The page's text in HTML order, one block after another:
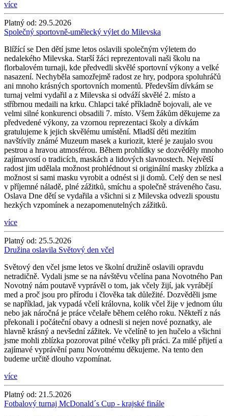
více
Platný od: 29.5.2026
Společný sportovně-umělecký výlet do Milevska
Blížící se Den dětí jsme letos oslavili společným výletem do
nedalekého Milevska. Starší žáci reprezentovali naši školu na
florbalovém turnaji, kde předvedli skvělé sportovní výkony a velké
nasazení. Nechyběla samozřejmě radost ze hry, podpora spoluhráčů
ani mnoho krásných sportovních momentů. Především dívkám se
turnaj velmi vydařil a z Milevska si odváží skvělé 2. místo a
stříbrnou medaili na krku. Chlapci také příkladně bojovali, ale ve
velmi silné konkurenci obsadili 7. místo. Všem žákům děkujeme za
předvedené výkony, za vzornou reprezentaci školy a dívkám
gratulujeme k jejich skvělému umístění. Mladší děti mezitím
navštívily známé Muzeum masek a kuriozit, které je zaujalo svou
pestrou a hravou atmosférou. Během prohlídky se dozvěděly mnoho
zajímavostí o tradicích, maskách a lidových slavnostech. Největší
radost jim udělala možnost prohlédnout si originální masky zblízka a
možnost si sami masku vyrobit a odnést si ji domů. Celý den se nesl
v příjemné náladě, plné zážitků, smíchu a společně stráveného času.
Oslava Dne dětí se vydařila a všichni si z Milevska odvezli spoustu
hezkých vzpomínek a nezapomenutelných zážitků.
více
Platný od: 25.5.2026
Družina oslavila Světový den včel
Světový den včel jsme letos ve školní družině oslavili opravdu
netradičně. Vydali jsme se na návštěvu včelína pana Novotného Pan
Novotný nám poutavě vyprávěl o tom, jak včely žijí, jak vyrábějí
med a proč jsou pro přírodu i člověka tak důležité. Dozvěděli jsme
se například, jak vypadá včelí královna, kolik včel žije v jednom úlu
nebo jak náročná je práce včelaře během celého roku. Někteří z nás
překonali i počáteční obavy a odnesli si nejen nové poznatky, ale
hlavně krásný a nevšední zážitek. Ve včelíně to jen hučelo a všichni
jsme mohli zblízka pozorovat pilné včelky při práci. Za milé přijetí a
zajímavé vyprávění panu Novotnému děkujeme. Na tento den
budeme určitě dlouho vzpomínat.
více
Platný od: 21.5.2026
Fotbalový turnaj McDonald´s Cup - krajské finále